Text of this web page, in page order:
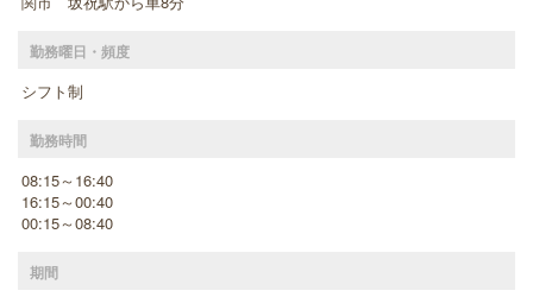
勤務曜日・頻度
シフト制
勤務時間
08:15～16:40
16:15～00:40
00:15～08:40
期間